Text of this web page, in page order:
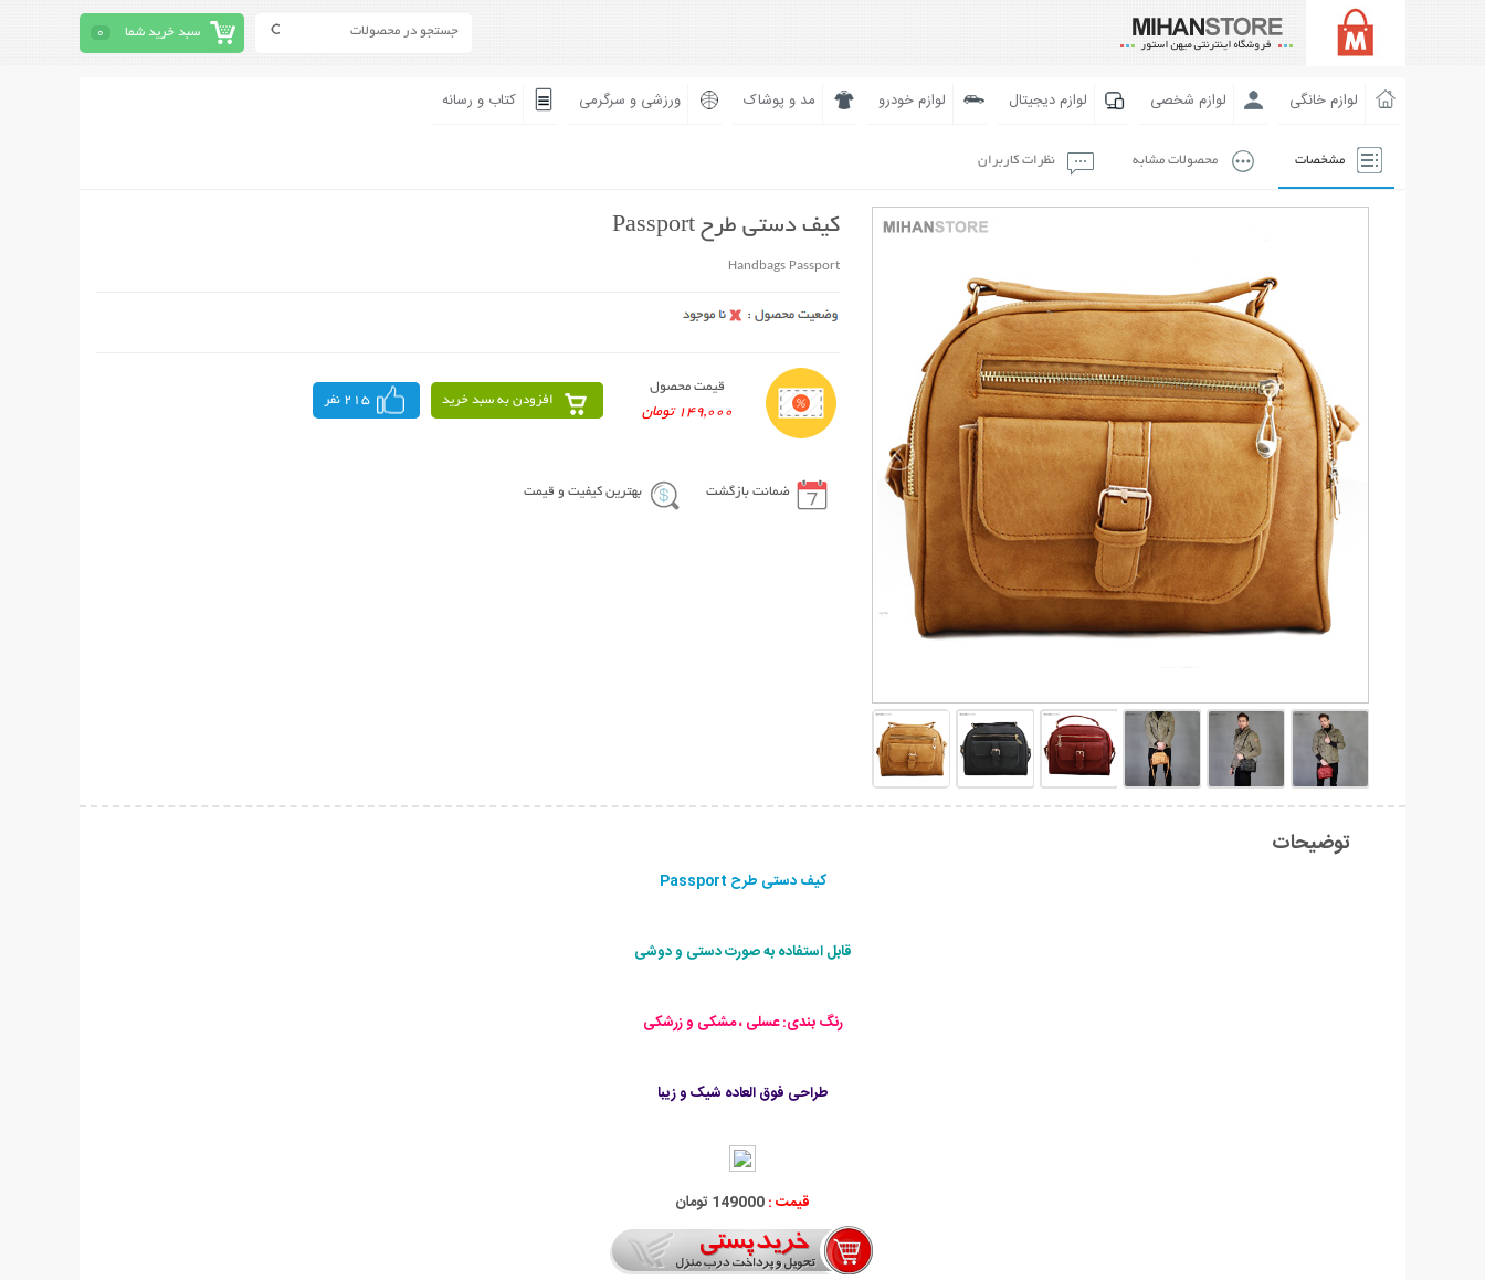
سبد خرید شما 0
لوازم خانگی لوازم شخصی لوازم دیجیتال لوازم خودرو مد و پوشاک ورزشی و سرگرمی کتاب و رسانه
مشخصات محصولات مشابه نظرات کاربران
کیف دستی طرح Passport
Handbags Passport
قیمت محصول
149,000 تومان
افزودن به سبد خرید 215 نفر
ضمانت بازگشت بهترین کیفیت و قیمت
توضیحات
کیف دستی طرح Passport
قابل استفاده به صورت دستی و دوشی
رنگ بندی: عسلی ، مشکی و زرشکی
طراحی فوق العاده شیک و زیبا
قیمت :149000 تومان